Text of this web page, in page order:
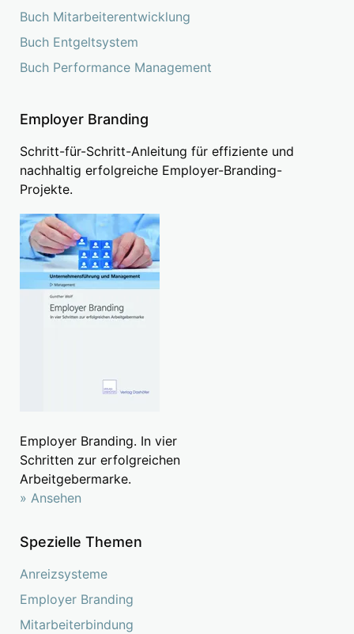
Buch Mitarbeiterentwicklung
Buch Entgeltsystem
Buch Performance Management
Employer Branding
Schritt-für-Schritt-Anleitung für effiziente und
nachhaltig erfolgreiche Employer-Branding-
Projekte.
Employer Branding. In vier
Schritten zur erfolgreichen
Arbeitgebermarke.
» Ansehen
Spezielle Themen
Anreizsysteme
Employer Branding
Mitarbeiterbindung